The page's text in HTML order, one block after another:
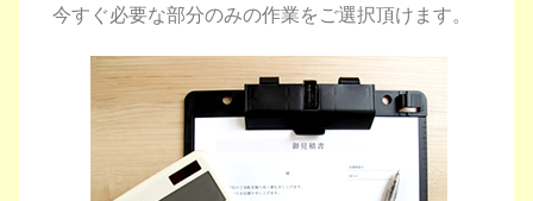
今すぐ必要な部分のみの作業をご選択頂けます。